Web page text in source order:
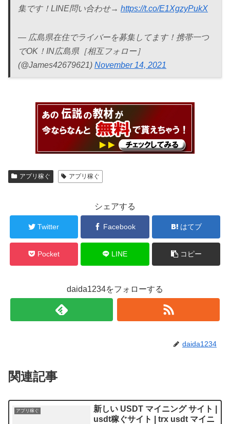
集です！LINE問い合わせ→ https://t.co/E1XgzyPukX
— 広島県在住でライバーを募集してます！携帯一つ
でOK！IN広島県［相互フォロー］
(@James42679621) November 14, 2021
アプリ稼ぐ アプリ稼ぐ
シェアする
Twitter Facebook はてブ
Pocket LINE コピー
daida1234をフォローする
daida1234
関連記事
アプリ稼ぐ
新しい USDT マイニング サイト |
usdt稼ぐサイト | trx usdt マイニ